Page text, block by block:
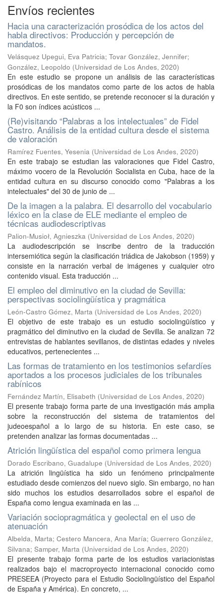
Envíos recientes
Hacia una caracterización prosódica de los actos del
habla directivos: Producción y percepción de
mandatos.
Velásquez Upegui, Eva Patricia; Tovar González, Jennifer;
González, Leopoldo (Universidad de Los Andes, 2020)
En este estudio se propone un análisis de las características
prosódicas de los mandatos como parte de los actos de habla
directivos. En este sentido, se pretende reconocer si la duración y
la F0 son índices acústicos ...
(Re)visitando “Palabras a los intelectuales” de Fidel
Castro. Análisis de la entidad cultura desde el sistema
de valoración
Ramírez Fuentes, Yesenia (Universidad de Los Andes, 2020)
En este trabajo se estudian las valoraciones que Fidel Castro,
máximo vocero de la Revolución Socialista en Cuba, hace de la
entidad cultura en su discurso conocido como "Palabras a los
intelectuales" del 30 de junio de ...
De la imagen a la palabra. El desarrollo del vocabulario
léxico en la clase de ELE mediante el empleo de
técnicas audiodescriptivas
Palion-Musioł, Agnieszka (Universidad de Los Andes, 2020)
La audiodescripción se inscribe dentro de la traducción
intersemiótica según la clasificación triádica de Jakobson (1959) y
consiste en la narración verbal de imágenes y cualquier otro
contenido visual. Esta traducción ...
El empleo del diminutivo en la ciudad de Sevilla:
perspectivas sociolingüística y pragmática
León-Castro Gómez, Marta (Universidad de Los Andes, 2020)
El objetivo de este trabajo es un estudio sociolingüístico y
pragmático del diminutivo en la ciudad de Sevilla. Se analizan 72
entrevistas de hablantes sevillanos, de distintas edades y niveles
educativos, pertenecientes ...
Las formas de tratamiento en los testimonios sefardíes
aportados a los procesos judiciales de los tribunales
rabínicos
Fernández Martín, Elisabeth (Universidad de Los Andes, 2020)
El presente trabajo forma parte de una investigación más amplia
sobre la reconstrucción del sistema de tratamientos del
judeoespañol a lo largo de su historia. En este caso, se
pretenden analizar las formas documentadas ...
Atrición lingüística del español como primera lengua
Dorado Escribano, Guadalupe (Universidad de Los Andes, 2020)
La atrición lingüística ha sido un fenómeno principalmente
estudiado desde comienzos del nuevo siglo. Sin embargo, no han
sido muchos los estudios desarrollados sobre el español de
España como lengua examinada en las ...
Variación sociopragmática y geolectal en el uso de
atenuación
Albelda, Marta; Cestero Mancera, Ana María; Guerrero González,
Silvana; Samper, Marta (Universidad de Los Andes, 2020)
El presente trabajo forma parte de los estudios variacionistas
realizados bajo el macroproyecto internacional conocido como
PRESEEA (Proyecto para el Estudio Sociolingüístico del Español
de España y América). En concreto, ...